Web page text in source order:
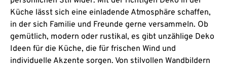
Küche lässt sich eine einladende Atmosphäre schaffen,
in der sich Familie und Freunde gerne versammeln. Ob
gemütlich, modern oder rustikal, es gibt unzählige Deko
Ideen für die Küche, die für frischen Wind und
individuelle Akzente sorgen. Von stilvollen Wandbildern